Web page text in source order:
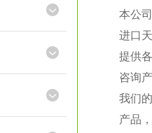
本公
进口
提供
咨询
我们
产品